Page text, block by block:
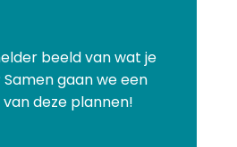
beeld van wat je
gaan we een
deze plannen!